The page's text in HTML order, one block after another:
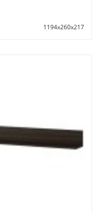
1194х260х217